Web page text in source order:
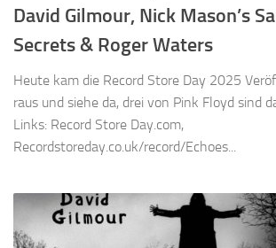
David Gilmour, Nick Mason’s
Secrets & Roger Waters
Heute kam die Record Store Day 2025
raus und siehe da, drei von Pink Floyd sind
Links: Record Store Day.com,
Recordstoreday.co.uk/record/Echoes...